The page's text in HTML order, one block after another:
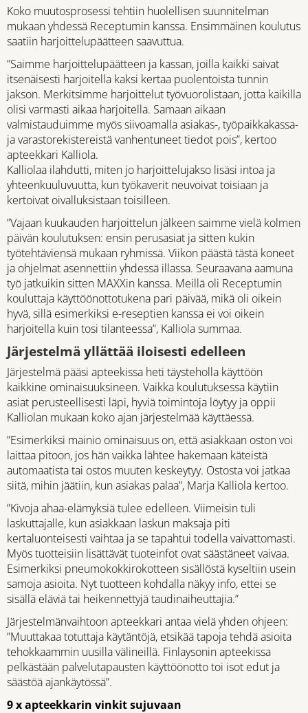
Koko muutosprosessi tehtiin huolellisen suunnitelman
mukaan yhdessä Receptumin kanssa. Ensimmäinen koulutus
saatiin harjoittelupäätteen saavuttua.
”Saimme harjoittelupäätteen ja kassan, joilla kaikki saivat
itsenäisesti harjoitella kaksi kertaa puolentoista tunnin
jakson. Merkitsimme harjoittelut työvuorolistaan, jotta kaikilla
olisi varmasti aikaa harjoitella. Samaan aikaan
valmistauduimme myös siivoamalla asiakas-, työpaikkakassa-
ja varastorekistereistä vanhentuneet tiedot pois”, kertoo
apteekkari Kalliola.
Kalliolaa ilahdutti, miten jo harjoittelujakso lisäsi intoa ja
yhteenkuuluvuutta, kun työkaverit neuvoivat toisiaan ja
kertoivat oivalluksistaan toisilleen.
”Vajaan kuukauden harjoittelun jälkeen saimme vielä kolmen
päivän koulutuksen: ensin perusasiat ja sitten kukin
työtehtäviensä mukaan ryhmissä. Viikon päästä tästä koneet
ja ohjelmat asennettiin yhdessä illassa. Seuraavana aamuna
työ jatkuikin sitten MAXXin kanssa. Meillä oli Receptumin
kouluttaja käyttöönottotukena pari päivää, mikä oli oikein
hyvä, sillä esimerkiksi e-reseptien kanssa ei voi oikein
harjoitella kuin tosi tilanteessa”, Kalliola summaa.
Järjestelmä yllättää iloisesti edelleen
Järjestelmä pääsi apteekissa heti täysteholla käyttöön
kaikkine ominaisuuksineen. Vaikka koulutuksessa käytiin
asiat perusteellisesti läpi, hyviä toimintoja löytyy ja oppii
Kalliolan mukaan koko ajan järjestelmää käyttäessä.
”Esimerkiksi mainio ominaisuus on, että asiakkaan oston voi
laittaa pitoon, jos hän vaikka lähtee hakemaan käteistä
automaatista tai ostos muuten keskeytyy. Ostosta voi jatkaa
siitä, mihin jäätiin, kun asiakas palaa”, Marja Kalliola kertoo.
”Kivoja ahaa-elämyksiä tulee edelleen. Viimeisin tuli
laskuttajalle, kun asiakkaan laskun maksaja piti
kertaluonteisesti vaihtaa ja se tapahtui todella vaivattomasti.
Myös tuotteisiin lisättävät tuoteinfot ovat säästäneet vaivaa.
Esimerkiksi pneumokokkirokotteen sisällöstä kyseltiin usein
samoja asioita. Nyt tuotteen kohdalla näkyy info, ettei se
sisällä eläviä tai heikennettyjä taudinaiheuttajia.”
Järjestelmänvaihtoon apteekkari antaa vielä yhden ohjeen:
”Muuttakaa totuttaja käytäntöjä, etsikää tapoja tehdä asioita
tehokkaammin uusilla välineillä. Finlaysonin apteekissa
pelkästään palvelutapausten käyttöönotto toi isot edut ja
säästöä ajankäytössä”.
9 x apteekkarin vinkit sujuvaan